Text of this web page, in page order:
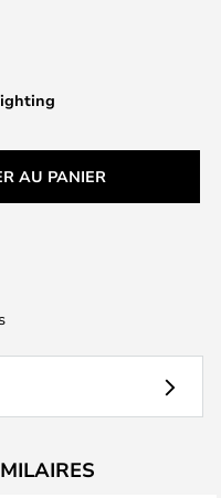
AU PANIER